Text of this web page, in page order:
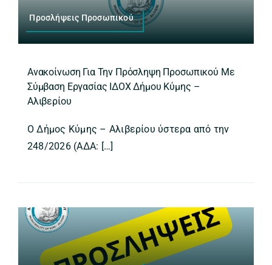
Προσλήψεις Προσωπικού
Ανακοίνωση Για Την Πρόσληψη Προσωπικού Με
Σύμβαση Εργασίας ΙΔΟΧ Δήμου Κύμης –
Αλιβερίου
Ο Δήμος Κύμης – Αλιβερίου ύστερα από την
248/2026 (ΑΔΑ: […]